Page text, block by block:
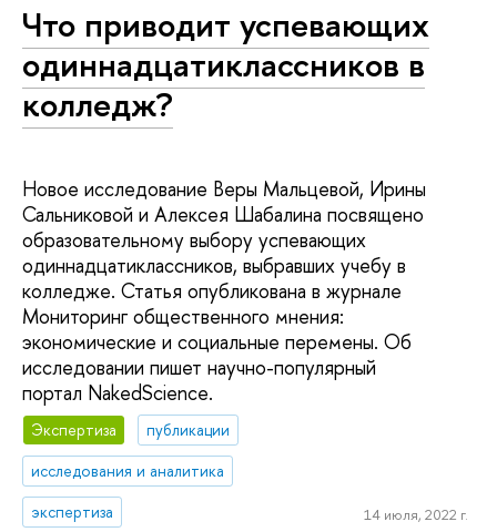
Что приводит успевающих
одиннадцатиклассников в
колледж?
Новое исследование Веры Мальцевой, Ирины
Сальниковой и Алексея Шабалина посвящено
образовательному выбору успевающих
одиннадцатиклассников, выбравших учебу в
колледже. Статья опубликована в журнале
Мониторинг общественного мнения:
экономические и социальные перемены. Об
исследовании пишет научно-популярный
портал NakedScience.
Экспертиза
публикации
исследования и аналитика
экспертиза
14 июля, 2022 г.